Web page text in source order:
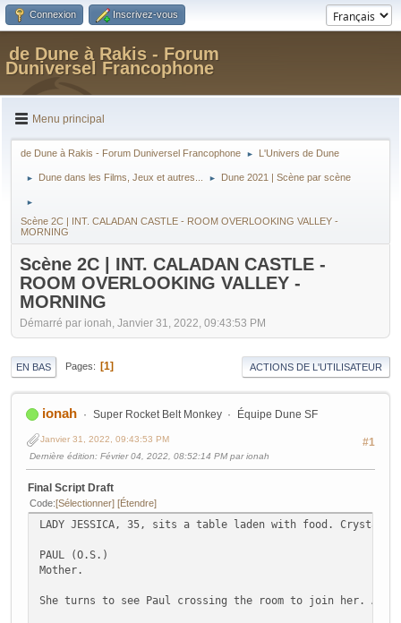
Connexion Inscrivez-vous
de Dune à Rakis - Forum
Duniversel Francophone
Menu principal
de Dune à Rakis - Forum Duniversel Francophone ► L'Univers de Dune
► Dune dans les Films, Jeux et autres... ► Dune 2021 | Scène par scène
►
Scène 2C | INT. CALADAN CASTLE - ROOM OVERLOOKING VALLEY -
MORNING
Scène 2C | INT. CALADAN CASTLE -
ROOM OVERLOOKING VALLEY -
MORNING
Démarré par ionah, Janvier 31, 2022, 09:43:53 PM
EN BAS Pages 1 ACTIONS DE L'UTILISATEUR
ionah Super Rocket Belt Monkey Équipe Dune SF
#1
Janvier 31, 2022, 09:43:53 PM
Dernière édition: Février 04, 2022, 08:52:14 PM par ionah
Final Script Draft
Code Sélectionner Étendre
LADY JESSICA, 35, sits a table laden with food.
PAUL (O.S.)
Mother.
She turns to see Paul crossing the room to join her.